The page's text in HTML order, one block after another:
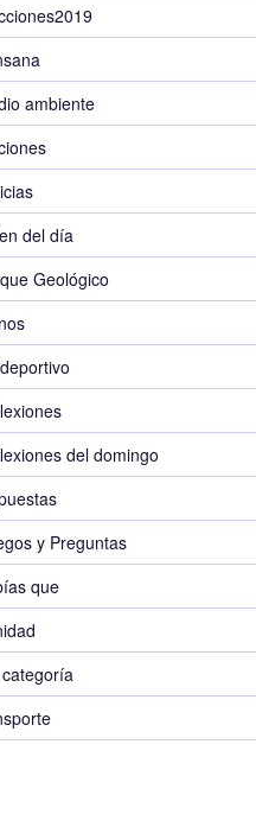
ambiente
del día
Geológico
del domingo
y Preguntas
que